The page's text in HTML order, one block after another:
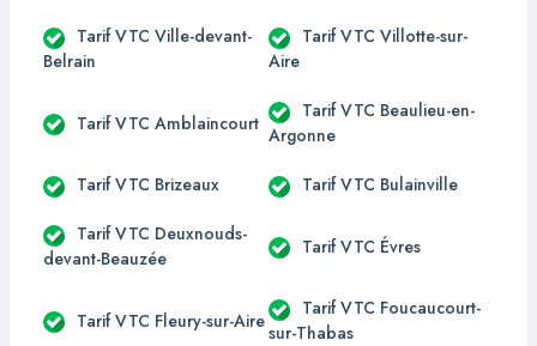
Tarif VTC Ville-devant-
Belrain
Tarif VTC Villotte-sur-
Aire
Tarif VTC Amblaincourt
Tarif VTC Beaulieu-en-
Argonne
Tarif VTC Brizeaux Tarif VTC Bulainville
Tarif VTC Deuxnouds-
devant-Beauzée
Tarif VTC Évres
Tarif VTC Fleury-sur-Aire
Tarif VTC Foucaucourt-
sur-Thabas